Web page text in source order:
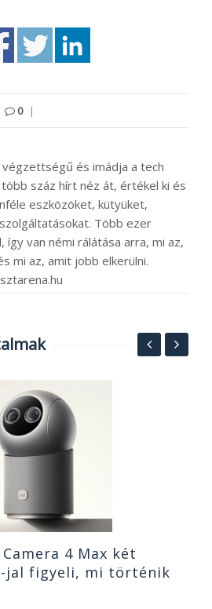
0 |
és imádja a tech
száz hírt néz át, értékel ki és
eszközöket, kütyüket,
Több ezer
így van némi rálátása arra, mi az,
mi az, amit jobb elkerülni.
4 Max két
jal figyeli, mi történik